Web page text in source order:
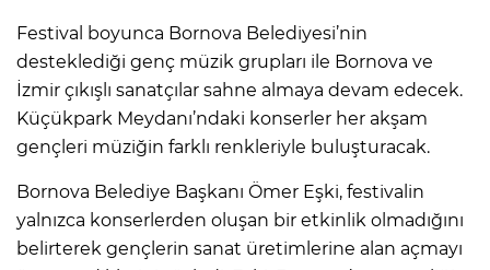
Festival boyunca Bornova Belediyesi’nin
desteklediği genç müzik grupları ile Bornova ve
İzmir çıkışlı sanatçılar sahne almaya devam edecek.
Küçükpark Meydanı’ndaki konserler her akşam
gençleri müziğin farklı renkleriyle buluşturacak.
Bornova Belediye Başkanı Ömer Eşki, festivalin
yalnızca konserlerden oluşan bir etkinlik olmadığını
belirterek gençlerin sanat üretimlerine alan açmayı